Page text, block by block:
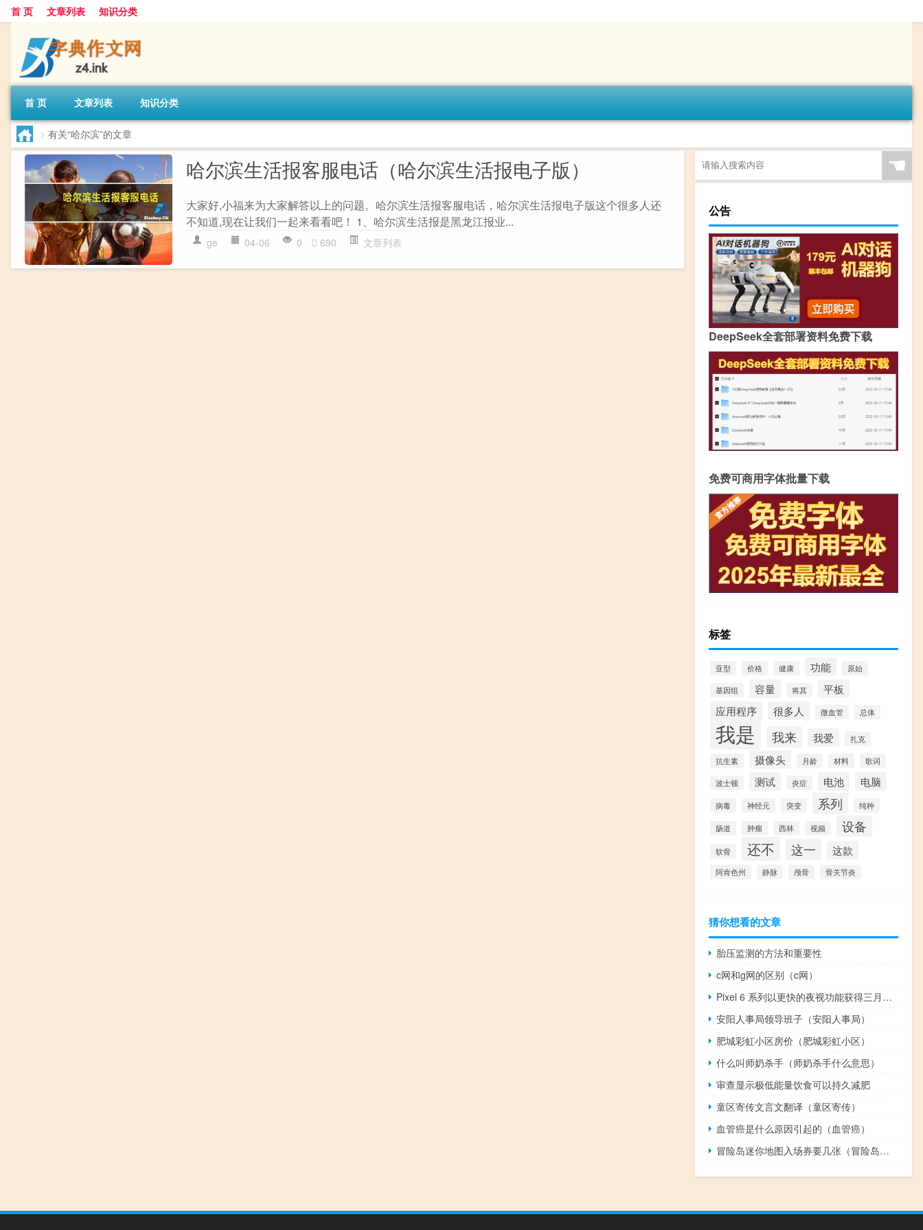
首 页 文章列表 知识分类
首 页 文章列表 知识分类
> 有关“哈尔滨”的文章
哈尔滨生活报客服电话（哈尔滨生活报电子版）
大家好,小福来为大家解答以上的问题。哈尔滨生活报客服电话，哈尔滨生活报电子版这个很多人还
不知道,现在让我们一起来看看吧！ 1、哈尔滨生活报是黑龙江报业...
ge 04-06 0 690 文章列表
☚
公告
DeepSeek全套部署资料免费下载
免费可商用字体批量下载
标签
亚型 价格 健康 功能 原始
基因组 容量 将其
平板
应用程序
很多人 微血管 总体
我是 我来 我爱 扎克
抗生素 摄像头 月龄 材料 歌词
波士顿 测试 炎症 电池 电脑
病毒 神经元 突变 系列 纯种
肠道 肿瘤 西林 视频 设备
软骨 还不 这一 这款
阿肯色州 静脉 颅骨 骨关节炎
猜你想看的文章
胎压监测的方法和重要性
c网和g网的区别（c网）
Pixel 6 系列以更快的夜视功能获得三月功能下降
安阳人事局领导班子（安阳人事局）
肥城彩虹小区房价（肥城彩虹小区）
什么叫师奶杀手（师奶杀手什么意思）
审查显示极低能量饮食可以持久减肥
童区寄传文言文翻译（童区寄传）
血管癌是什么原因引起的（血管癌）
冒险岛迷你地图入场券要几张（冒险岛迷你地图）